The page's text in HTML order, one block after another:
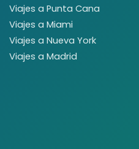
Viajes a Punta Cana
Viajes a Miami
Viajes a Nueva York
Viajes a Madrid